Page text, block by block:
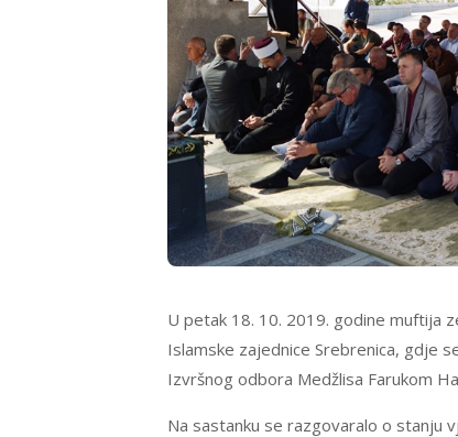
U petak 18. 10. 2019. godine muftija
Islamske zajednice Srebrenica, gdje
Izvršnog odbora Medžlisa Farukom
Na sastanku se razgovaralo o stanju